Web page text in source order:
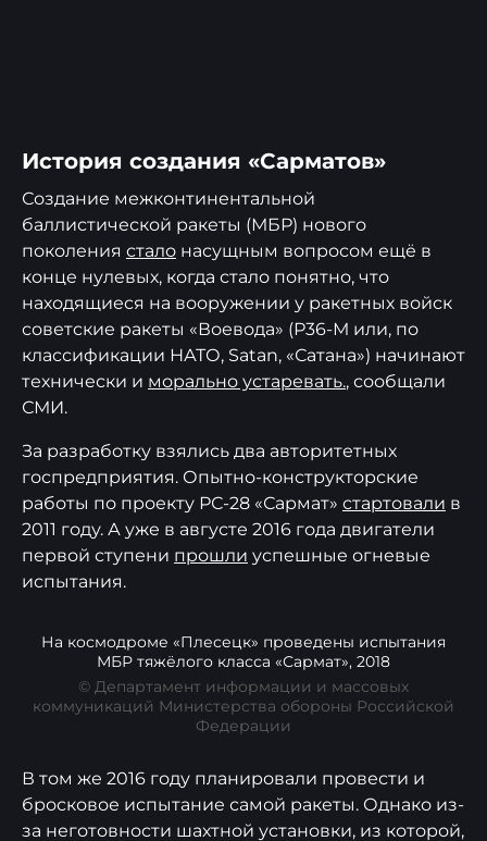
История создания «Сарматов»
Создание межконтинентальной
баллистической ракеты (МБР) нового
поколения стало насущным вопросом ещё в
конце нулевых, когда стало понятно, что
находящиеся на вооружении у ракетных войск
советские ракеты «Воевода» (Р36-М или, по
классификации НАТО, Satan, «Сатана») начинают
технически и морально устаревать., сообщали
СМИ.
За разработку взялись два авторитетных
госпредприятия. Опытно-конструкторские
работы по проекту РС-28 «Сармат» стартовали в
2011 году. А уже в августе 2016 года двигатели
первой ступени прошли успешные огневые
испытания.
На космодроме «Плесецк» проведены испытания
МБР тяжёлого класса «Сармат», 2018
© Департамент информации и массовых
коммуникаций Министерства обороны Российской
Федерации
В том же 2016 году планировали провести и
бросковое испытание самой ракеты. Однако из-
за неготовности шахтной установки, из которой,